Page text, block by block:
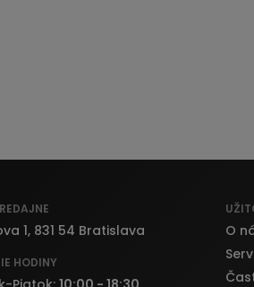
1, 831 54 Bratislava
HODINY
O